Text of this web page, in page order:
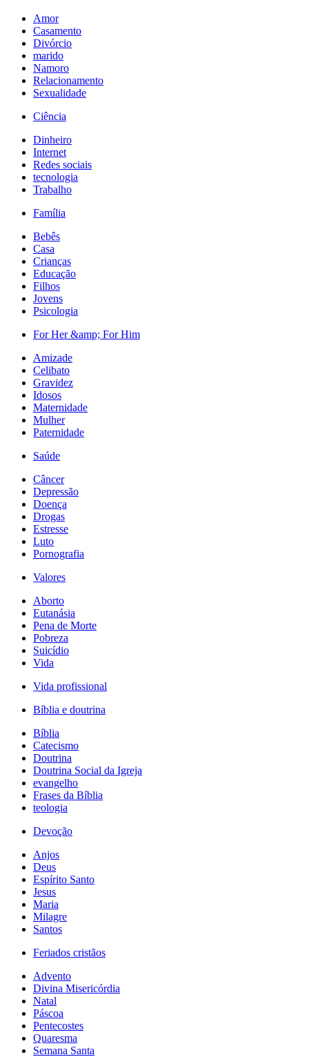
Amor
Casamento
Divórcio
marido
Namoro
Relacionamento
Sexualidade
Ciência
Dinheiro
Internet
Redes sociais
tecnologia
Trabalho
Família
Bebês
Casa
Crianças
Educação
Filhos
Jovens
Psicologia
For Her &amp; For Him
Amizade
Celibato
Gravidez
Idosos
Maternidade
Mulher
Paternidade
Saúde
Câncer
Depressão
Doença
Drogas
Estresse
Luto
Pornografia
Valores
Aborto
Eutanásia
Pena de Morte
Pobreza
Suicídio
Vida
Vida profissional
Bíblia e doutrina
Bíblia
Catecismo
Doutrina
Doutrina Social da Igreja
evangelho
Frases da Bíblia
teologia
Devoção
Anjos
Deus
Espírito Santo
Jesus
Maria
Milagre
Santos
Feriados cristãos
Advento
Divina Misericórdia
Natal
Páscoa
Pentecostes
Quaresma
Semana Santa